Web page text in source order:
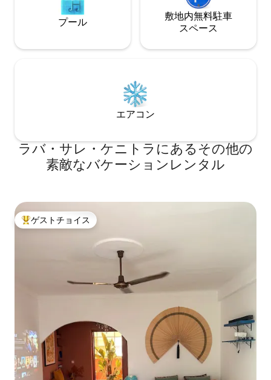
プール
敷地内無料駐⁠車
ス⁠ペ⁠ー⁠ス
エアコン
ラバ・サレ・ケニトラにあるその他の
素敵なバケーションレンタル
大好評のゲストチョイスです。
ゲストチョイス